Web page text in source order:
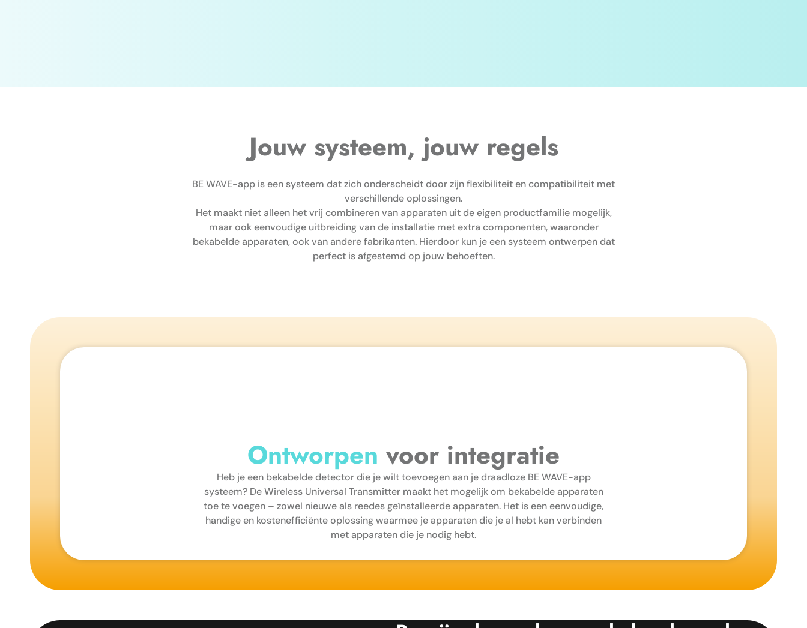
Jouw systeem, jouw regels
BE WAVE-app is een systeem dat zich onderscheidt door zijn flexibiliteit en compatibiliteit met
verschillende oplossingen.
Het maakt niet alleen het vrij combineren van apparaten uit de eigen productfamilie mogelijk,
maar ook eenvoudige uitbreiding van de installatie met extra componenten, waaronder
bekabelde apparaten, ook van andere fabrikanten. Hierdoor kun je een systeem ontwerpen dat
perfect is afgestemd op jouw behoeften.
Ontworpen voor integratie
Heb je een bekabelde detector die je wilt toevoegen aan je draadloze BE WAVE-app
systeem? De Wireless Universal Transmitter maakt het mogelijk om bekabelde apparaten
toe te voegen – zowel nieuwe als reedes geïnstalleerde apparaten. Het is een eenvoudige,
handige en kostenefficiënte oplossing waarmee je apparaten die je al hebt kan verbinden
met apparaten die je nodig hebt.